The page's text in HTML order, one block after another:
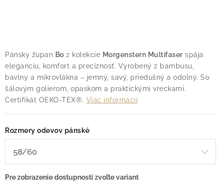
Pánsky župan Bo z kolekcie Morgenstern Multifaser spája
eleganciu, komfort a precíznosť. Vyrobený z bambusu,
bavlny a mikrovlákna – jemný, savý, priedušný a odolný. So
šálovým golierom, opaskom a praktickými vreckami.
Certifikát OEKO-TEX®. Viac informácií
Rozmery odevov pánské